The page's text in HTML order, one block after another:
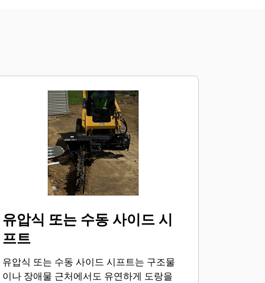
유압식 또는 수동 사이드 시
프트
유압식 또는 수동 사이드 시프트는 구조물
이나 장애물 근처에서도 유연하게 도랑을